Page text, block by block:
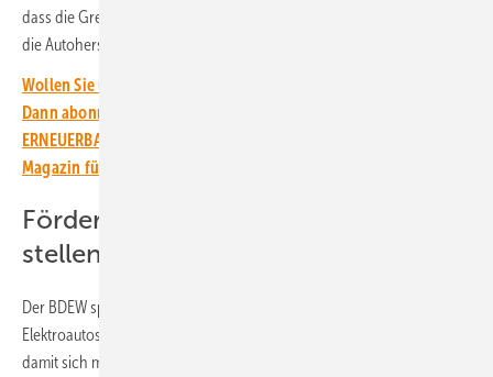
dass die Grenzwerte derzeit die verlässlichste Rahmenbedingung für
die Autohersteller sind, um die Elektromobilität zu forcieren.
Wollen Sie über die Energiewende auf dem Laufenden bleiben?
Dann abonnieren Sie einfach den kostenlosen Newsletter von
ERNEUERBARE ENERGIEN – dem größten verbandsunabhängigen
Magazin für erneuerbare Energien in Deutschland!
Förderungen auf den Prüfstand
stellen
Der BDEW spricht sich auch gegen die Förderung des Kaufs von
Elektroautos aus. Vielmehr könnten Steueranreize besser wirken,
damit sich mehr Menschen für ein Elektroauto entscheiden. Ein